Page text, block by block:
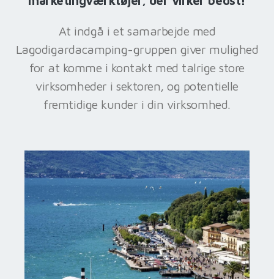
At indgå i et samarbejde med
Lagodigardacamping-gruppen giver mulighed
for at komme i kontakt med talrige store
virksomheder i sektoren, og potentielle
fremtidige kunder i din virksomhed.